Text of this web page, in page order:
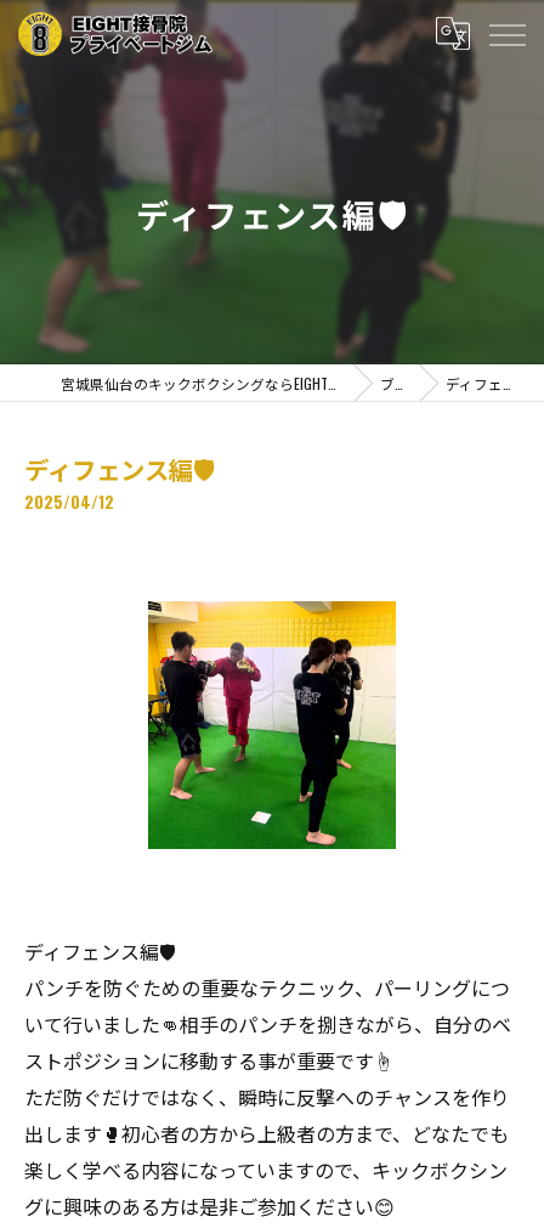
ディフェンス編🛡️
ブログ ディフェンス編🛡️
ディフェンス編🛡️
2025/04/12
ディフェンス編🛡️
パンチを防ぐための重要なテクニック、パーリングにつ
いて行いました👊相手のパンチを捌きながら、自分のベ
ストポジションに移動する事が重要です☝️
ただ防ぐだけではなく、瞬時に反撃へのチャンスを作り
出します🥊初心者の方から上級者の方まで、どなたでも
楽しく学べる内容になっていますので、キックボクシン
グに興味のある方は是非ご参加ください😊